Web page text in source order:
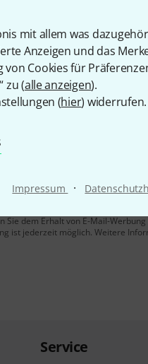
mit allem was
Anzeigen und das
von Cookies für
zu (alle anzeigen).
(hier) widerrufen.
Impressum ·
Sie dem Erhalt von E-Mail-
ist jederzeit möglich. Weitere
Service